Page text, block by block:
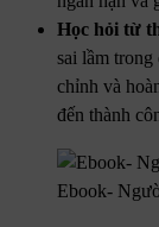
Học hỏi từ
sai lầm
chỉnh và
đến thành
Ebook-